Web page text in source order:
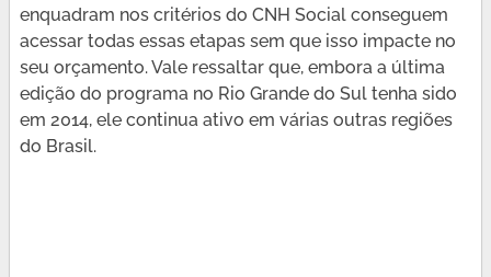
enquadram nos critérios do CNH Social conseguem
acessar todas essas etapas sem que isso impacte no
seu orçamento. Vale ressaltar que, embora a última
edição do programa no Rio Grande do Sul tenha sido
em 2014, ele continua ativo em várias outras regiões
do Brasil.